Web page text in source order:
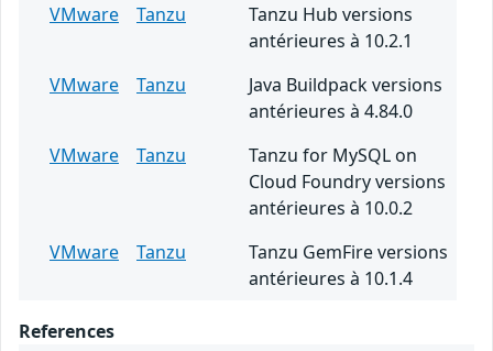
VMware
Tanzu
Tanzu Hub versions
antérieures à 10.2.1
VMware
Tanzu
Java Buildpack versions
antérieures à 4.84.0
VMware
Tanzu
Tanzu for MySQL on
Cloud Foundry versions
antérieures à 10.0.2
VMware
Tanzu
Tanzu GemFire versions
antérieures à 10.1.4
References